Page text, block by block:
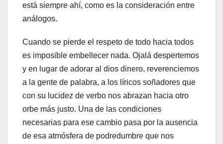
está siempre ahí, como es la consideración entre
análogos.
Cuando se pierde el respeto de todo hacia todos
es imposible embellecer nada. Ojalá despertemos
y en lugar de adorar al dios dinero, reverenciemos
a la gente de palabra, a los líricos soñadores que
con su lucidez de verbo nos abrazan hacia otro
orbe más justo. Una de las condiciones
necesarias para ese cambio pasa por la ausencia
de esa atmósfera de podredumbre que nos